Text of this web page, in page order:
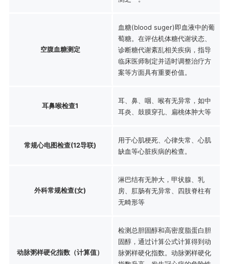
空腹血糖测定
血糖(blood suger)即血液中的葡
萄糖。在评估机体糖代谢状态、
诊断糖代谢紊乱相关疾病，指导
临床医师制定并适时调整治疗方
案等方面具有重要价值。
耳鼻喉检查1
耳、鼻、咽、喉有无异常，如中
耳炎、鼓膜穿孔、扁桃体肿大等
常规心电图检查(12导联)
用于心肌梗死、心律失常、心肌
缺血等心脏疾病的检查。
外科常规检查(女)
淋巴结有无肿大，甲状腺、乳
房、肛肠有无异常、四肢脊柱有
无畸形等
动脉粥样硬化指数（计算值）
检测总胆固醇和高密度脂蛋白胆
固醇，通过计算公式计算得到动
脉粥样硬化指数。动脉粥样硬化